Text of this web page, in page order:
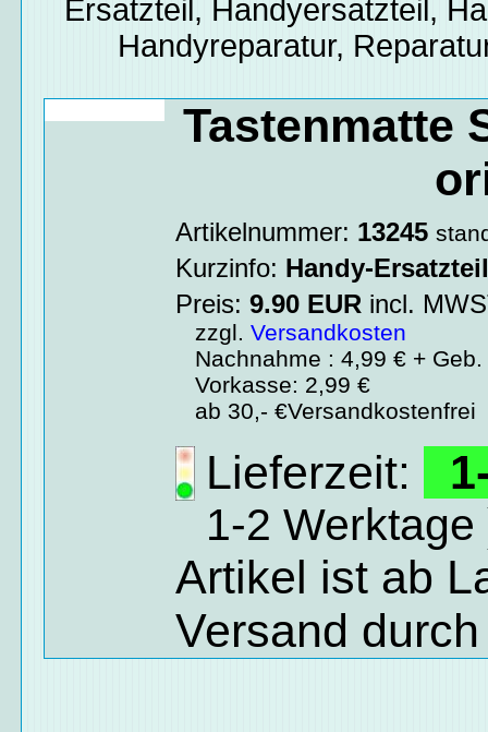
Ersatzteil, Handyersatzteil,
Handyreparatur,
Tastenmatte
Artikelnummer: 13245
Kurzinfo: Handy-
Preis:9.90 EUR incl.
zzgl.Versandkosten
Nachnahme : 4,99 € + Geb.
Vorkasse: 2,99 €
ab 30,- €Versandkostenfrei
Lieferzeit:
1-2 Werktage
Artikel ist ab
Versand